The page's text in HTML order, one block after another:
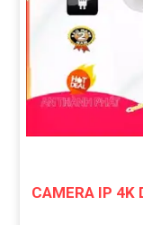
CAMERA IP 4K